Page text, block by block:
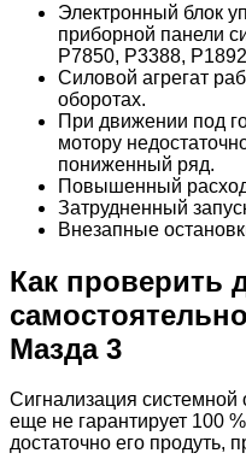
Электронный блок
приборной панели
Р7850, Р3388,
Силовой агрегат
оборотах.
При движении под
мотору
пониженный ряд.
Повышенный
Затрудненный
Внезапные
Как проверить
Мазда 3
Сигнализация
еще не гарантирует 100
достаточно его продуть,